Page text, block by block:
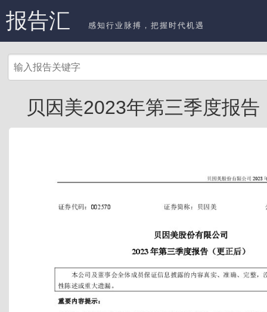
报告汇 感知行业脉搏，把握时代机遇
贝因美2023年第三季度报告